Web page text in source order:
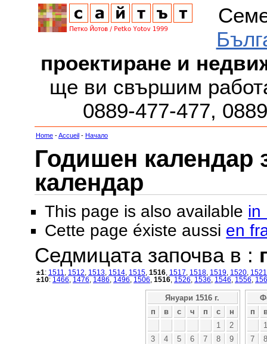
проектиране и
ще ви свършим
0889-477-477,
Home -Accueil - Начало
Годишен календар
календар
This page is also available in
Cette page éxiste aussi en
Седмицата започва в :
±1: 1511 1512 1513 1514 1515 1516 1517 1518 1519 1520 1521
±10: 1466 1476 1486 1496 1506 1516 1526 1536 1546 1556
Януари 1516 г.
п
в с ч п с
н
1
2
3
4 5 6 7 8
9
п
1
7
8